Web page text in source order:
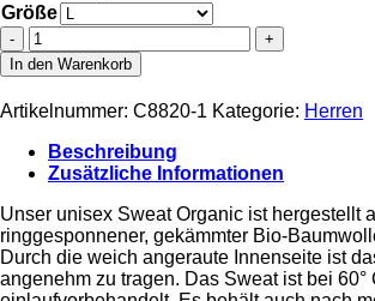
Größe
JAKO®
Bio
Sweatshirt
Herren
–
Logo
“groß”
Menge
In den Warenkorb
Artikelnummer: C8820-1 Kategorie: Herren
Beschreibung
Zusätzliche Informationen
Unser unisex Sweat Organic ist hergestellt
ringgesponnener, gekämmter Bio-
Durch die weich angeraute Innenseite ist
angenehm zu tragen. Das Sweat ist bei 60°